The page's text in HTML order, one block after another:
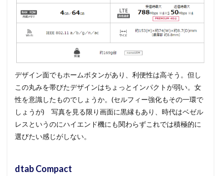
デザイン面でもホームボタンがあり、利便性は高そう。但し
この丸みを帯びたデザインはちょっとインパクトが弱い。女
性を意識したものでしょうか。(セルフィー強化もその一環で
しょうが) 写真を見る限り画面に黒縁もあり、時代はベゼル
レスというのにハイエンド機にも関わらずこれでは積極的に
選びたい感じがしない。
dtab Compact